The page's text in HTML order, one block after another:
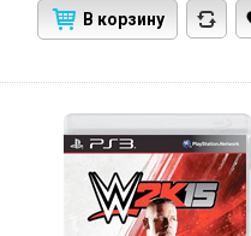
В корзину